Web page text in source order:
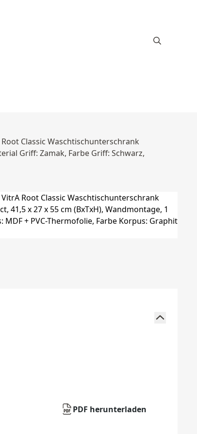
Classic Waschtischunterschrank
Griff: Zamak, Farbe Griff: Schwarz,
PDF herunterladen